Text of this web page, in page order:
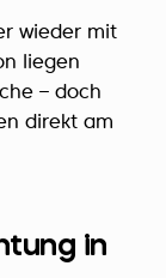
wieder mit
liegen
– doch
direkt am
in